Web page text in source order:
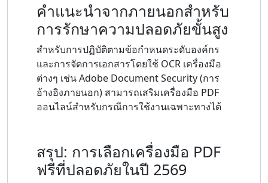
คำแนะนำจากภายนอกสำหรับ
การรักษาความปลอดภัยขั้นสูง
สำหรับการปฏิบัติตามข้อกำหนดระดับองค์กร
และการจัดการเอกสารโดยใช้ OCR เครื่องมือ
ต่างๆ เช่น Adobe Document Security (การ
อ้างอิงภายนอก) สามารถเสริมเครื่องมือ PDF
ออนไลน์สำหรับกรณีการใช้งานเฉพาะทางได้
สรุป: การเลือกเครื่องมือ PDF
ฟรีที่ปลอดภัยในปี 2569